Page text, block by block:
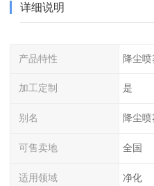
详细说明
产品特性 降尘喷
加工定制 是
别名 降尘
可售卖地 全国
适用领域 净化